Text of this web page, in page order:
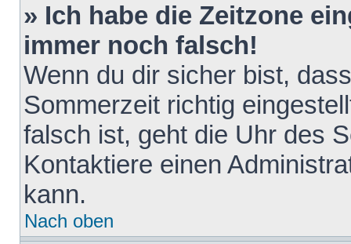
» Ich habe die Zeitzone
immer noch falsch!
Wenn du dir sicher bist,
Sommerzeit richtig
falsch ist, geht die Uhr des
Kontaktiere einen
kann.
Nach oben